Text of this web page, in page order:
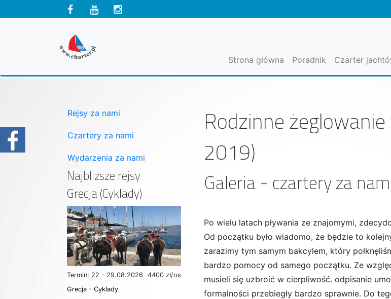
Strona główna Poradnik Czarter
Rodzinne
2019)
Galeria - czartery za
Po wielu latach pływania ze znajomymi,
Od początku było wiadomo, że będzie to
zarazimy tym samym bakcylem, który
bardzo pomocy od samego początku. Ze
musieli się uzbroić w cierpliwość. odpisanie
formalności przebiegły bardzo sprawnie. Do
Rejsy za nami
Czartery za nami
Wydarzenia za nami
Najbliższe rejsy
Grecja (Cyklady)
Termin: 22 - 29.08.2026
4400 zł/os
Grecja - Cyklady